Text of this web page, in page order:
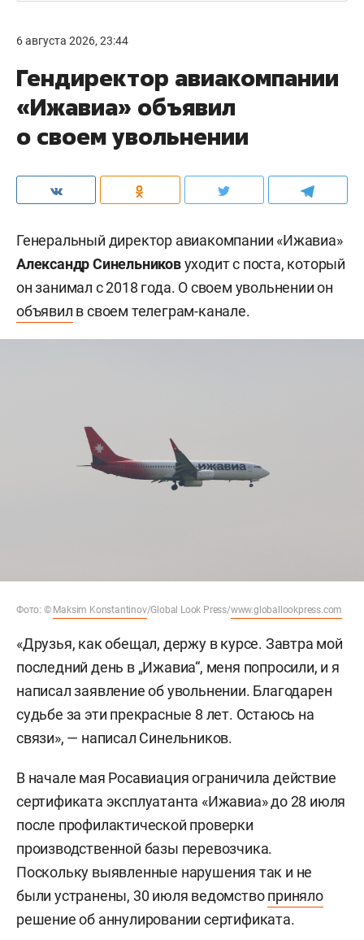
6 августа 2026, 23:44
Гендиректор авиакомпании
«Ижавиа» объявил
о своем увольнении
Генеральный директор авиакомпании «Ижавиа»
Александр Синельниковуходит с поста, который
он занимал с 2018 года. О своем увольнении он
объявил в своем телеграм-канале.
Фото: © Maksim Konstantinov/Global Look Press/www.globallookpress.com
«Друзья, как обещал, держу в курсе. Завтра мой
последний день в „Ижавиа“, меня попросили, и я
написал заявление об увольнении. Благодарен
судьбе за эти прекрасные 8 лет. Остаюсь на
связи», — написал Синельников.
В начале мая Росавиация ограничила действие
сертификата эксплуатанта «Ижавиа» до 28 июля
после профилактической проверки
производственной базы перевозчика.
Поскольку выявленные нарушения так и не
были устранены, 30 июля ведомствоприняло
решение об аннулировании сертификата.